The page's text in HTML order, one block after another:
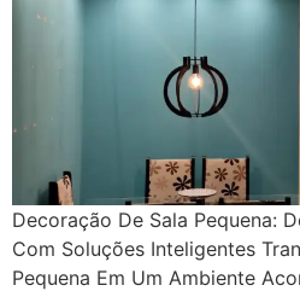
Decoração De Sala Pequena:
Com Soluções Inteligentes
Pequena Em Um Ambiente